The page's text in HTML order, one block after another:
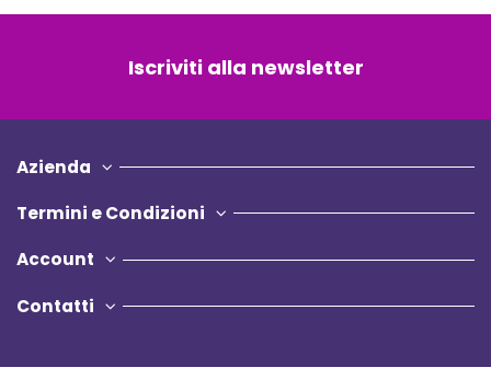
Iscriviti alla newsletter
Azienda
Termini e Condizioni
Account
Contatti